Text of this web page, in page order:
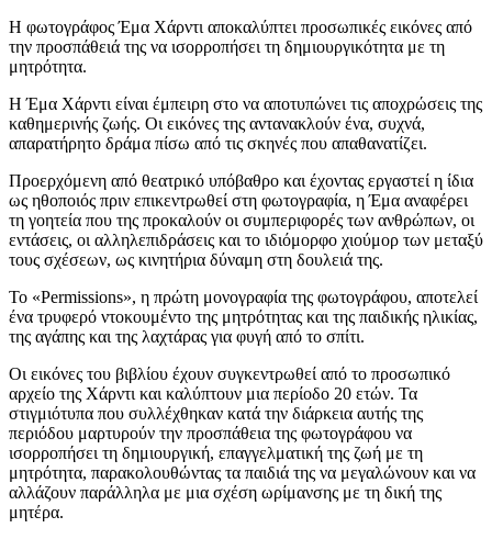
Η φωτογράφος Έμα Χάρντι αποκαλύπτει προσωπικές εικόνες από
την προσπάθειά της να ισορροπήσει τη δημιουργικότητα με τη
μητρότητα.
Η Έμα Χάρντι είναι έμπειρη στο να αποτυπώνει τις αποχρώσεις της
καθημερινής ζωής. Οι εικόνες της αντανακλούν ένα, συχνά,
απαρατήρητο δράμα πίσω από τις σκηνές που απαθανατίζει.
Προερχόμενη από θεατρικό υπόβαθρο και έχοντας εργαστεί η ίδια
ως ηθοποιός πριν επικεντρωθεί στη φωτογραφία, η Έμα αναφέρει
τη γοητεία που της προκαλούν οι συμπεριφορές των ανθρώπων, οι
εντάσεις, οι αλληλεπιδράσεις και το ιδιόμορφο χιούμορ των μεταξύ
τους σχέσεων, ως κινητήρια δύναμη στη δουλειά της.
Το «Permissions», η πρώτη μονογραφία της φωτογράφου, αποτελεί
ένα τρυφερό ντοκουμέντο της μητρότητας και της παιδικής ηλικίας,
της αγάπης και της λαχτάρας για φυγή από το σπίτι.
Οι εικόνες του βιβλίου έχουν συγκεντρωθεί από το προσωπικό
αρχείο της Χάρντι και καλύπτουν μια περίοδο 20 ετών. Τα
στιγμιότυπα που συλλέχθηκαν κατά την διάρκεια αυτής της
περιόδου μαρτυρούν την προσπάθεια της φωτογράφου να
ισορροπήσει τη δημιουργική, επαγγελματική της ζωή με τη
μητρότητα, παρακολουθώντας τα παιδιά της να μεγαλώνουν και να
αλλάζουν παράλληλα με μια σχέση ωρίμανσης με τη δική της
μητέρα.